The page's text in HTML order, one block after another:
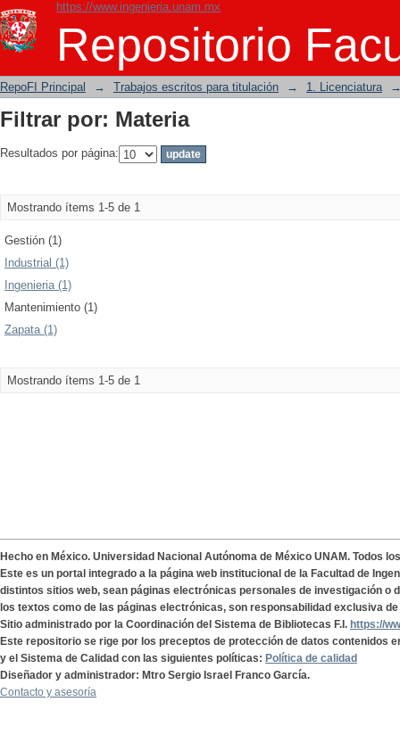
https://www.ingenieria.unam.mx
Repositorio
Filtrar por: Materia
RepoFI Principal → Trabajos escritos para titulación → 1. Licenciatura
Filtrar por: Materia
Resultados por página:
Mostrando ítems 1-5 de 1
Gestión (1)
Industrial (1)
Ingenieria (1)
Mantenimiento (1)
Zapata (1)
Mostrando ítems 1-5 de 1
Hecho en México. Universidad Nacional Autónoma de México UNAM. Todos
Este es un portal integrado a la página web institucional de la Facultad de
distintos sitios web, sean páginas electrónicas personales de investigación o
los textos como de las páginas electrónicas, son responsabilidad exclusiva
Sitio administrado por la Coordinación del Sistema de Bibliotecas F.I. https://
Este repositorio se rige por los preceptos de protección de datos contenidos
y el Sistema de Calidad con las siguientes políticas: Política de calidad
Diseñador y administrador: Mtro Sergio Israel Franco García.
Contacto y asesoría